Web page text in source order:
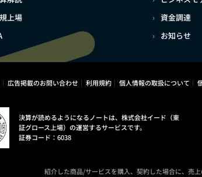
上場
資金調達
お知らせ
広告掲載のお問い合わせ 利用規約 個人情報の取扱について
決算が読めるようになるノートは、株式会社イード（東
証グロース上場）の運営するサービスです。
証券コード：6038
紹介した商品/サービスを購入、契約した場合に、売